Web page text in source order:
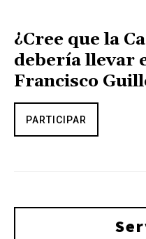
¿Cree que la
debería llevar
Francisco
PARTICIPAR